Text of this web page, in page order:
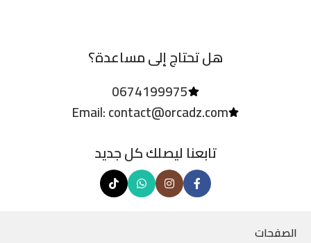
هل تحتاج إلى مساعدة؟
0674199975
Email: contact@orcadz.com
تابعنا ليصلك كل جديد
الصفحات